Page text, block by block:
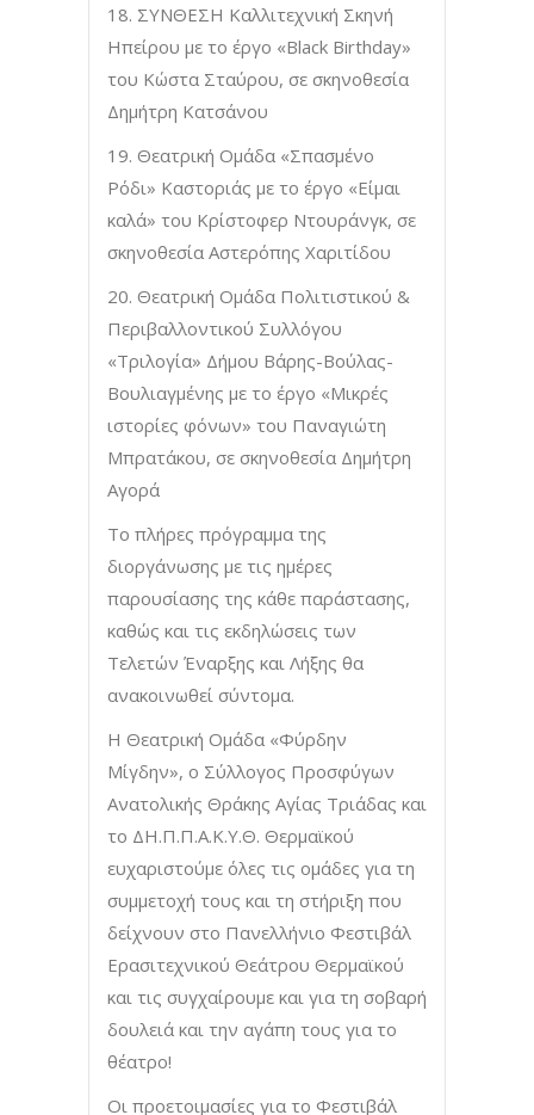
18. ΣΥΝΘΕΣΗ Καλλιτεχνική Σκηνή
Ηπείρου με το έργο «Black Birthday»
του Κώστα Σταύρου, σε σκηνοθεσία
Δημήτρη Κατσάνου
19. Θεατρική Ομάδα «Σπασμένο
Ρόδι» Καστοριάς με το έργο «Είμαι
καλά» του Κρίστοφερ Ντουράνγκ, σε
σκηνοθεσία Αστερόπης Χαριτίδου
20. Θεατρική Ομάδα Πολιτιστικού &
Περιβαλλοντικού Συλλόγου
«Τριλογία» Δήμου Βάρης-Βούλας-
Βουλιαγμένης με το έργο «Μικρές
ιστορίες φόνων» του Παναγιώτη
Μπρατάκου, σε σκηνοθεσία Δημήτρη
Αγορά
Το πλήρες πρόγραμμα της
διοργάνωσης με τις ημέρες
παρουσίασης της κάθε παράστασης,
καθώς και τις εκδηλώσεις των
Τελετών Έναρξης και Λήξης θα
ανακοινωθεί σύντομα.
Η Θεατρική Ομάδα «Φύρδην
Μίγδην», ο Σύλλογος Προσφύγων
Ανατολικής Θράκης Αγίας Τριάδας και
το ΔΗ.Π.Π.Α.Κ.Υ.Θ. Θερμαϊκού
ευχαριστούμε όλες τις ομάδες για τη
συμμετοχή τους και τη στήριξη που
δείχνουν στο Πανελλήνιο Φεστιβάλ
Ερασιτεχνικού Θεάτρου Θερμαϊκού
και τις συγχαίρουμε και για τη σοβαρή
δουλειά και την αγάπη τους για το
θέατρο!
Οι προετοιμασίες για το Φεστιβάλ